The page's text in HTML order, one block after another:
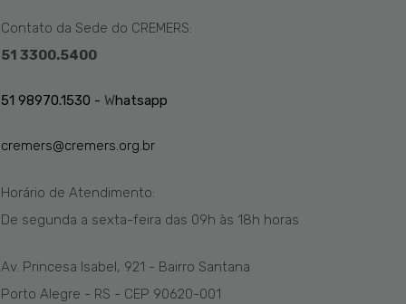
Contato da Sede do CREMERS:
51 3300.5400
51 98970.1530 - Whatsapp
cremers@cremers.org.br
Horário de Atendimento:
De segunda a sexta-feira das 09h às 18h horas
Av. Princesa Isabel, 921 - Bairro Santana
Porto Alegre - RS - CEP 90620-001